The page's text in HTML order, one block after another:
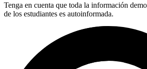
Tenga en cuenta que toda la información
de los estudiantes es autoinformada.